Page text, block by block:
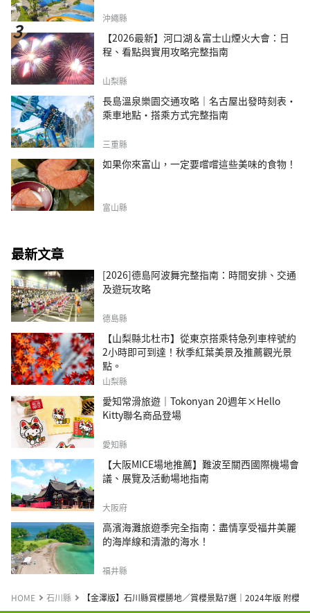
沖繩縣
【2026最新】河口湖＆富士山煙火大會：日
程、看點與實用攻略完整指南
山梨縣
長島溫泉樂園交通攻略｜名古屋出發時刻表・
乘車地點・搭乘方式完整指南
三重縣
如果你來富山，一定要嚐嚐這些美味的食物！
富山縣
最新文章
[2026]德島阿波舞完整指南：時間安排、交通
及遊玩攻略
德島縣
【山梨縣北杜市】從東京搭乘特急列車梓號約
2小時即可到達！秋季紅葉美景及推薦觀光景
點。
山梨縣
愛知常滑旅遊｜Tokonyan 20週年×Hello
Kitty聯名商品登場
愛知縣
【大阪MICE場地推薦】難波至關西國際機場會
議、展覽及活動場地指南
大阪府
高濱海灘旅遊季完全指南：盡情享受福井美麗
的海岸線和清澈的海水！
福井縣
HOME 石川縣 【金澤版】石川縣賞櫻勝地／賞櫻景點7選｜2024年版 附櫻